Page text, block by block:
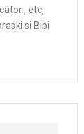
etc,
si Bibi
lasati